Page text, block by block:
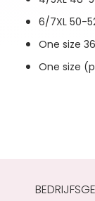
6/7XL 50-
One size
One size